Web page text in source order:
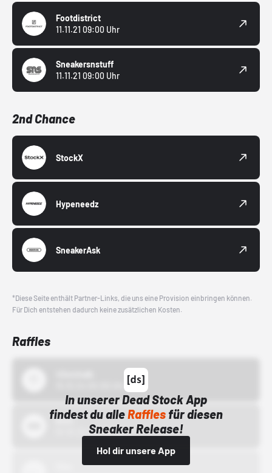
Footdistrict
11.11.21 09:00 Uhr
Sneakersnstuff
11.11.21 09:00 Uhr
2nd Chance
StockX
Hypeneedz
SneakerAsk
*Diese Seite enthält Partner-Links, die uns eine Provision einbringen können.
Für Dich entstehen dadurch keine zusätzlichen Kosten.
Raffles
In unserer Dead Stock App
findest du alleRafflesfür diesen
Sneaker Release!
Hol dir unsere App
Bstn
01.10.22 00:00 Uhr